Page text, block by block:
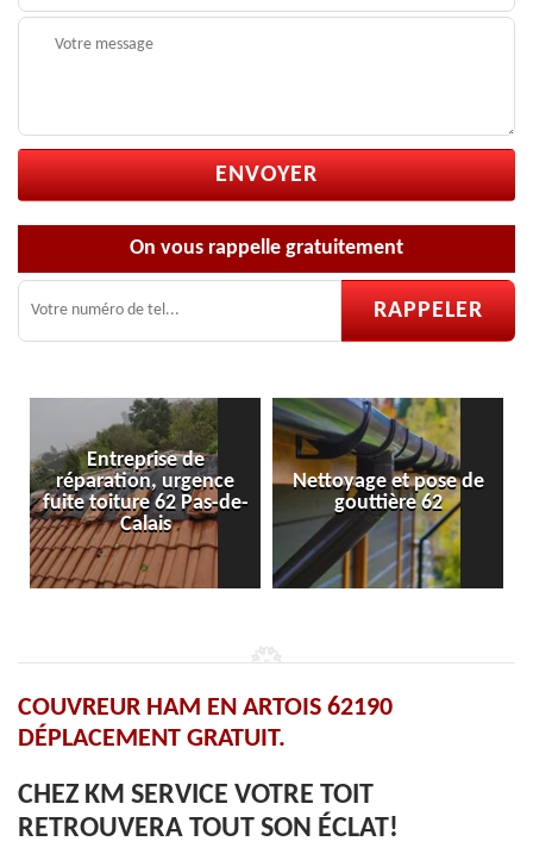
On vous rappelle gratuitement
Entreprise de
réparation, urgence
fuite toiture 62 Pas-de-
Calais
Nettoyage et pose de
gouttière 62
COUVREUR HAM EN ARTOIS 62190
DÉPLACEMENT GRATUIT.
CHEZ KM SERVICE VOTRE TOIT
RETROUVERA TOUT SON ÉCLAT!